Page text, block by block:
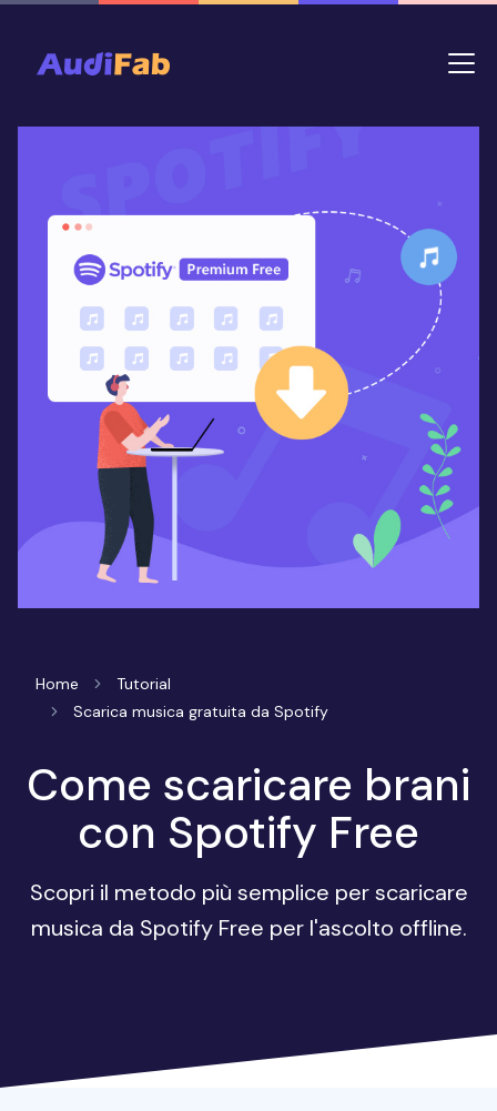
Home
Tutorial
Scarica musica gratuita da Spotify
Come scaricare brani
con Spotify Free
Scopri il metodo più semplice per scaricare
musica da Spotify Free per l'ascolto offline.